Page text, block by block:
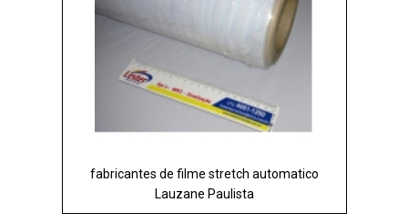
fabricantes de filme stretch automatico
Lauzane Paulista